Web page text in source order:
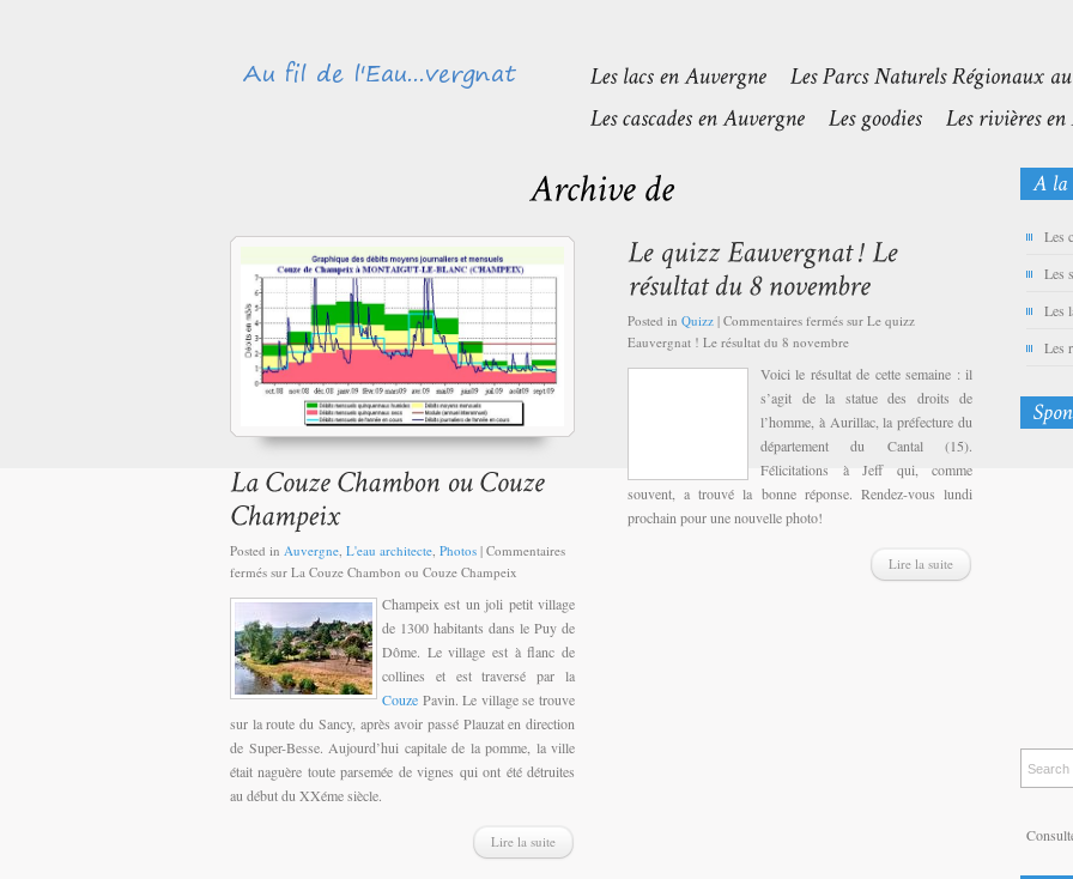
Posted in Auvergne, L'eau architecte, Photos | Commentaires
fermés sur La Couze Chambon ou Couze Champeix
Champeix est un joli petit village
de 1300 habitants dans le Puy de
Dôme. Le village est à flanc de
collines et est traversé par la
Couze Pavin. Le village se trouve
sur la route du Sancy, après avoir passé Plauzat en direction
de Super-Besse. Aujourd’hui capitale de la pomme, la ville
était naguère toute parsemée de vignes qui ont été détruites
au début du XXéme siècle.
Lire la suite
Posted in Quizz | Commentaires fermés sur Le quizz
Eauvergnat ! Le résultat du 8 novembre
Voici le résultat de cette semaine : il
s’agit de la statue des droits de
l’homme, à Aurillac, la préfecture du
département du Cantal (15).
Félicitations à Jeff qui, comme
souvent, a trouvé la bonne réponse. Rendez-vous lundi
prochain pour une nouvelle photo!
Lire la suite
Les
Les
Les
Les